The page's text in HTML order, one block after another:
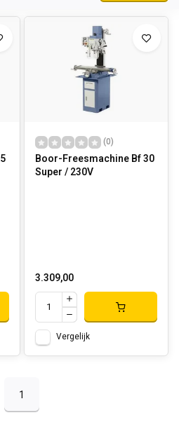
(0)
Boor-Freesmachine Bf 30
Super / 230V
3.309,00
Vergelijk
1